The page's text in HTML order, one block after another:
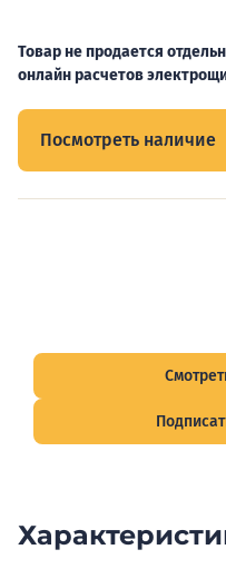
Товар не продается
онлайн расчетов
Посмотреть наличие